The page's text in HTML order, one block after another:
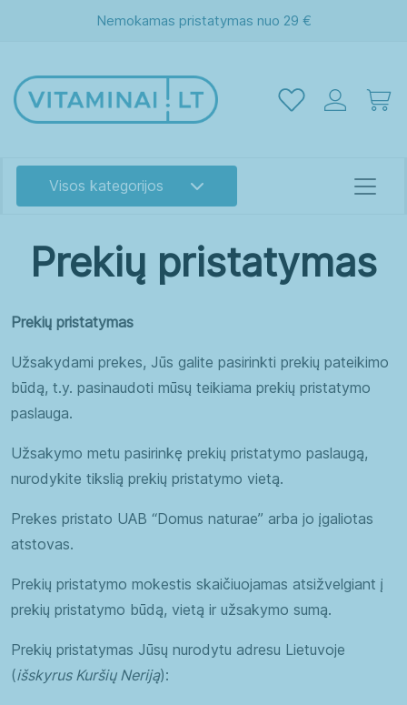
Nemokamas pristatymas nuo 29 €
Visos kategorijos
Energijai Grožiui
Miegui Moterims
Širdžiai Sportuojantiems
Vaikams Virškinimui
Vyrams
Prekių pristatymas
Prekių
pristatymas
Prekių pristatymas
Užsakydami prekes, Jūs galite pasirinkti prekių pateikimo
būdą, t.y. pasinaudoti mūsų teikiama prekių pristatymo
paslauga.
Užsakymo metu pasirinkę prekių pristatymo paslaugą,
nurodykite tikslią prekių pristatymo vietą.
Prekes pristato UAB “Domus naturae” arba jo įgaliotas
atstovas.
Prekių pristatymo mokestis skaičiuojamas atsižvelgiant į
prekių pristatymo būdą, vietą ir užsakymo sumą.
Prekių pristatymas Jūsų nurodytu adresu Lietuvoje
(išskyrus Kuršių Neriją):